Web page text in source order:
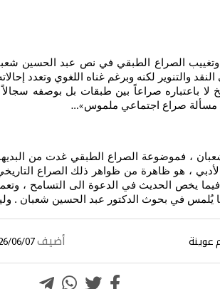
الصراع الطبقي في نص عبد الحسين
والتنوير لكنه وبرغم غناه اللغوي وتعدد
لا باعتباره صراعاً بين طبقات بل بوصفه
مسألة صراع اجتماعي ملموس»…
، فموضوعة الصراع الطبقي غدت من
، هو ظاهرة من ظواهر ذلك الصراع
يخص الحديث في الدعوة الى التسامح ،
في بحوث الدكتور عبد الحسين شعبان .
عوينة أضيف 07 - 3:47 PM